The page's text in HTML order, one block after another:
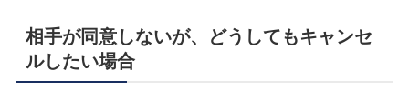
相手が同意しないが、どうしてもキャンセ
ルしたい場合